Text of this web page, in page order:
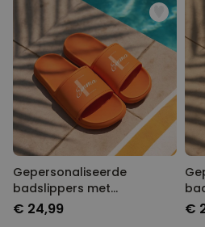
Gepersonaliseerde
badslippers met
monogram
€ 24,99 €